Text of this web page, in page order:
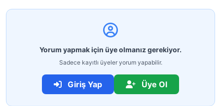
Yorum yapmak için üye olmanız gerekiyor.
Sadece kayıtlı üyeler yorum yapabilir.
Giriş Yap Üye Ol